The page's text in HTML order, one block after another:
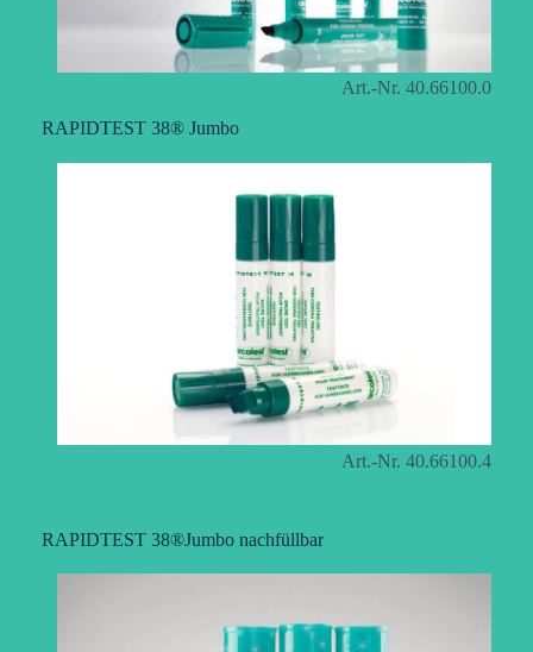
Art.-Nr. 40.66100.0
RAPIDTEST 38® Jumbo
Art.-Nr. 40.66100.4
RAPIDTEST 38®Jumbo nachfüllbar